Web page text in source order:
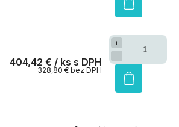
404,42 € / ks
328,80 € bez DPH
+
−